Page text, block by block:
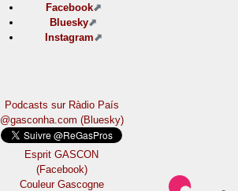
Facebook
Bluesky
Instagram
Podcasts sur Ràdio País
@gasconha.com (Bluesky)
Esprit GASCON
(Facebook)
Couleur Gascogne